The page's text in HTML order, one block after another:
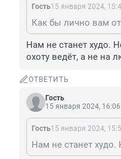
Гость15 января 2024,
Как бы лично вам от
Нам не станет худо.
охоту ведёт, а не на
ОТВЕТИТЬ
Гость
15 января 2024, 16:06
Гость15 января 2024,